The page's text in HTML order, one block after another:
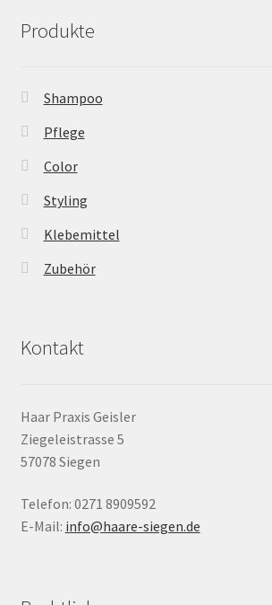
Produkte
Shampoo
Pflege
Color
Styling
Klebemittel
Zubehör
Kontakt
Haar Praxis Geisler
Ziegeleistrasse 5
57078 Siegen
Telefon: 0271 8909592
E-Mail: info@haare-siegen.de